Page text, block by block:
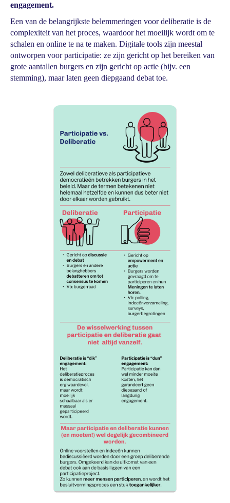
engagement.
Een van de belangrijkste belemmeringen voor deliberatie is de
complexiteit van het proces, waardoor het moeilijk wordt om te
schalen en online te na te maken. Digitale tools zijn meestal
ontworpen voor participatie: ze zijn gericht op het bereiken van
grote aantallen burgers en zijn gericht op actie (bijv. een
stemming), maar laten geen diepgaand debat toe.